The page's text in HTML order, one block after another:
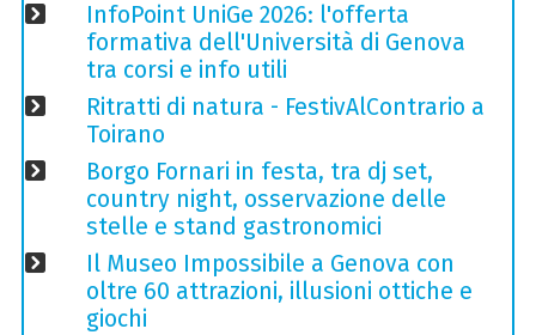
InfoPoint UniGe 2026: l'offerta
formativa dell'Università di Genova
tra corsi e info utili
Ritratti di natura - FestivAlContrario a
Toirano
Borgo Fornari in festa, tra dj set,
country night, osservazione delle
stelle e stand gastronomici
Il Museo Impossibile a Genova con
oltre 60 attrazioni, illusioni ottiche e
giochi